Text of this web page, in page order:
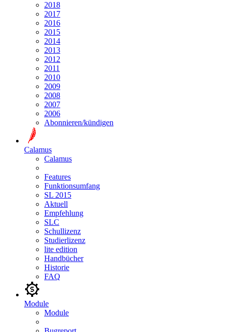
2018
2017
2016
2015
2014
2013
2012
2011
2010
2009
2008
2007
2006
Abonnieren/kündigen
Calamus
Calamus
Features
Funktionsumfang
SL 2015
Aktuell
Empfehlung
SLC
Schullizenz
Studierlizenz
lite edition
Handbücher
Historie
FAQ
Module
Module